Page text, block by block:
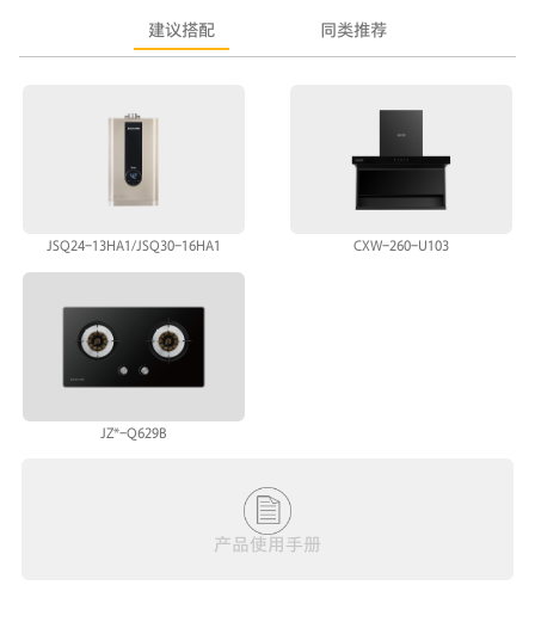
建议搭配 同类推荐
JSQ24-13HA1/JSQ30-16HA1 CXW-260-U103
JZ*-Q629B
产品使用手册